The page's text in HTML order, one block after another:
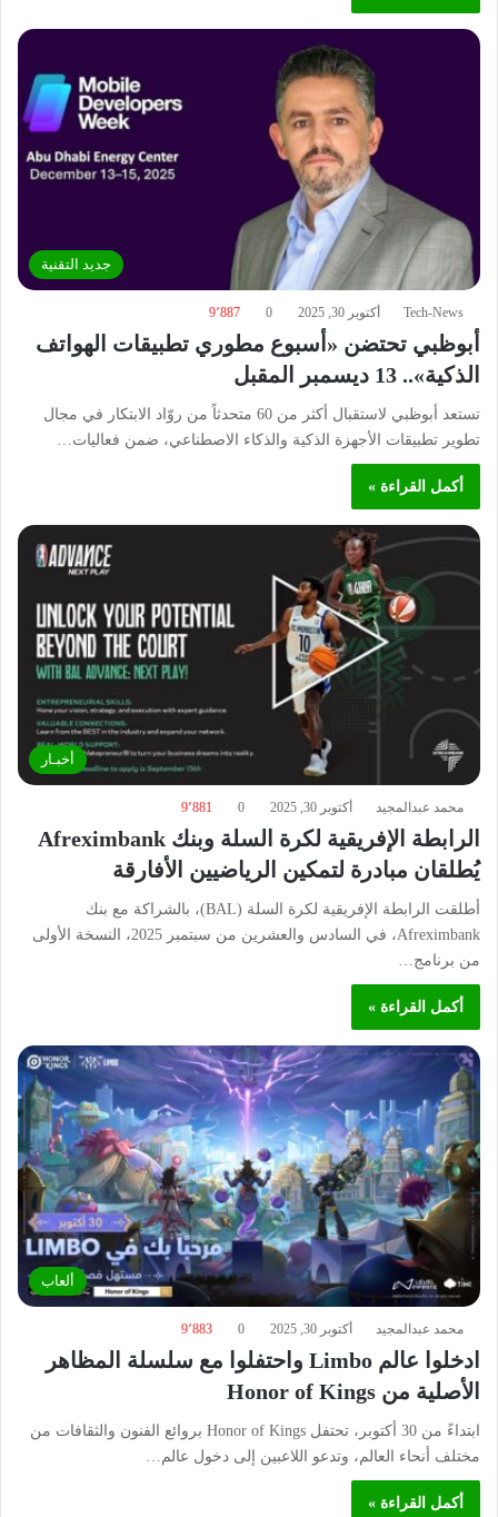
جديد التقنية
Tech-News أكتوبر 30, 2025 0 9٬887
أبوظبي تحتضن «أسبوع مطوري تطبيقات الهواتف
الذكية».. 13 ديسمبر المقبل
تستعد أبوظبي لاستقبال أكثر من 60 متحدثاً من روّاد الابتكار في مجال
تطوير تطبيقات الأجهزة الذكية والذكاء الاصطناعي، ضمن فعاليات…
أكمل القراءة »
أخبـار
محمد عبدالمجيد أكتوبر 30, 2025 0 9٬881
الرابطة الإفريقية لكرة السلة وبنك Afreximbank
يُطلقان مبادرة لتمكين الرياضيين الأفارقة
أطلقت الرابطة الإفريقية لكرة السلة (BAL)، بالشراكة مع بنك
Afreximbank، في السادس والعشرين من سبتمبر 2025، النسخة الأولى
من برنامج…
أكمل القراءة »
ألعاب
محمد عبدالمجيد أكتوبر 30, 2025 0 9٬883
ادخلوا عالم Limbo واحتفلوا مع سلسلة المظاهر
الأصلية من Honor of Kings
ابتداءً من 30 أكتوبر، تحتفل Honor of Kings بروائع الفنون والثقافات من
مختلف أنحاء العالم، وتدعو اللاعبين إلى دخول عالم…
أكمل القراءة »